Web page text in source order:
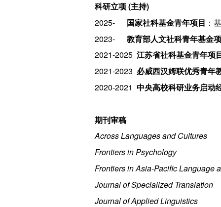
科研立项 (主持)
2025- 国家社科基金青年项目 ：
2023-
教育部人文社科青年基金
2021-2025 江苏省社科基金青年项
2021-2023 必威西汉姆联优秀青年
2020-2021 中央高校科研业务启动
期刊审稿
Across Languages and Cultures
Frontiers in Psychology
Frontiers in Asia-Pacific Language
Journal of Specialized Translation
Journal of Applied Linguistics